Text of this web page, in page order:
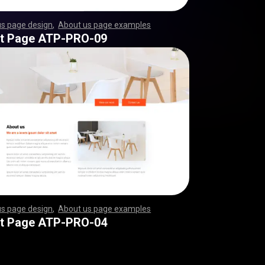
page design ,About us page examples
,,,,,,,,,,,,,,,, ,,,,,,,,,,,,,,,,,,,,,,,,,,,
,,,,,,,,,,,,,,,, ,,,,,,,,,,,,,,,,,,,,,,,,,,,
,,,,,,,,,,,,,,,, ,,,,,,,,,,,,,,,,,,,,,,,,,,,
,,,,,,,,,,,,,,,, ,,,,,,,,,,,,,,,,,,,,,,,,,,,
,,,,,,,,,,,,,,,, ,,,,,,,,,,,,,,,,,,,,,,,,,,,
,,,,,,,,,,,,,,,, ,,,,,,,,,,,,,,,,,,,,,,,,,,,
,,,,,,,,,,,,,,,, ,,,,,,,,,,,,,,,,,,,,,,,,,,,
,,,,,,,,,,,,,,,, ,,,,,,,,,,,,,,,,,,,,,,,,,,,
Page ATP-PRO-09
page design ,About us page examples
,,,,,,,,,,,,,,,, ,,,,,,,,,,,,,,,,,,,,,,,,,,,
,,,,,,,,,,,,,,,, ,,,,,,,,,,,,,,,,,,,,,,,,,,,
,,,,,,,,,,,,,,,, ,,,,,,,,,,,,,,,,,,,,,,,,,,,
,,,,,,,,,,,,,,,, ,,,,,,,,,,,,,,,,,,,,,,,,,,,
,,,,,,,,,,,,,,,, ,,,,,,,,,,,,,,,,,,,,,,,,,,,
,,,,,,,,,,,,,,,, ,,,,,,,,,,,,,,,,,,,,,,,,,,,
,,,,,,,,,,,,,,,, ,,,,,,,,,,,,,,,,,,,,,,,,,,,
,,,,,,,,,,,,,,,, ,,,,,,,,,,,,,,,,,,,,,,,,,,,
Page ATP-PRO-04